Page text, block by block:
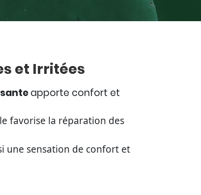
et Irritées
apporte confort et
favorise la réparation des
une sensation de confort et